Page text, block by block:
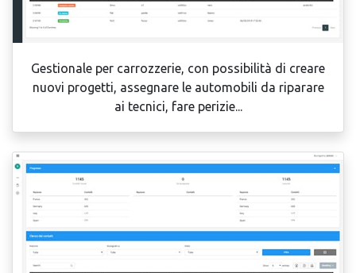
Gestionale per carrozzerie, con possibilità di creare
nuovi progetti, assegnare le automobili da riparare
ai tecnici, fare perizie...